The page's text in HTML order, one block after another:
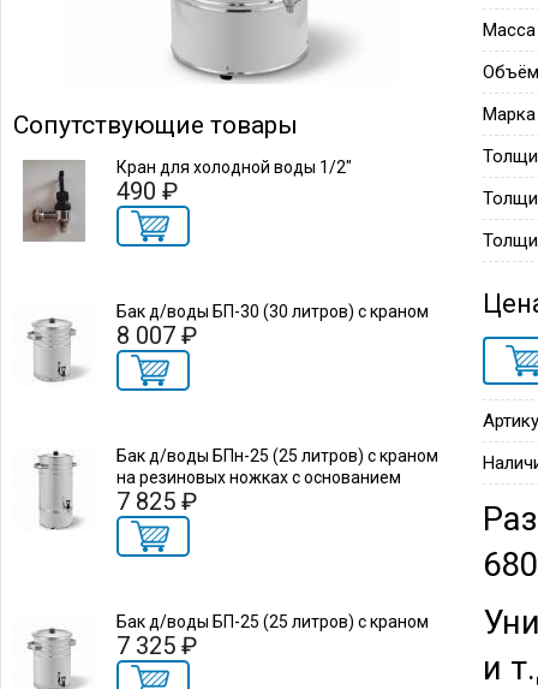
Сопутствующие товары
Кран для холодной воды 1/2"
490 ₽
Бак д/воды БП-30 (30 литров) с краном
8 007 ₽
Бак д/воды БПн-25 (25 литров) с краном
на резиновых ножках с основанием
7 825 ₽
Бак д/воды БП-25 (25 литров) с краном
7 325 ₽
Масса
Марка
и